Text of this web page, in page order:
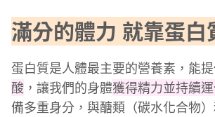
滿分的體力 就靠蛋白
蛋白質是人體最主要的營養素，能
酸 ，讓我們的身體獲得精力並持續
備多重身分，與醣類（碳水化合物